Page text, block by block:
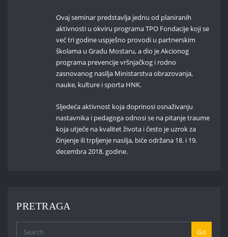
Ovaj seminar predstavlja jednu od planiranih
aktivnosti u okviru programa TPO Fondacije koji se
već tri godine uspješno provodi u partnerskim
školama u Gradu Mostaru, a dio je Akcionog
programa prevencije vršnjačkog i rodno
zasnovanog nasilja Ministarstva obrazovanja,
nauke, kulture i sporta HNK.
Sljedeća aktivnost koja doprinosi osnaživanju
nastavnika i pedagoga odnosi se na pitanje traume
koja utječe na kvalitet života i često je uzrok za
činjenje ili trpljenje nasilja, biće održana 18. i 19.
decembra 2018. godine.
PRETRAGA
Go